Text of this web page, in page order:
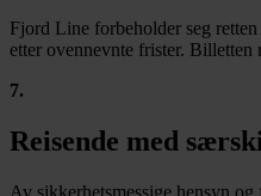
Fjord Line forbeholder seg
etter ovennevnte frister. Billetten
7.
Reisende med
Av sikkerhetsmessige hensyn